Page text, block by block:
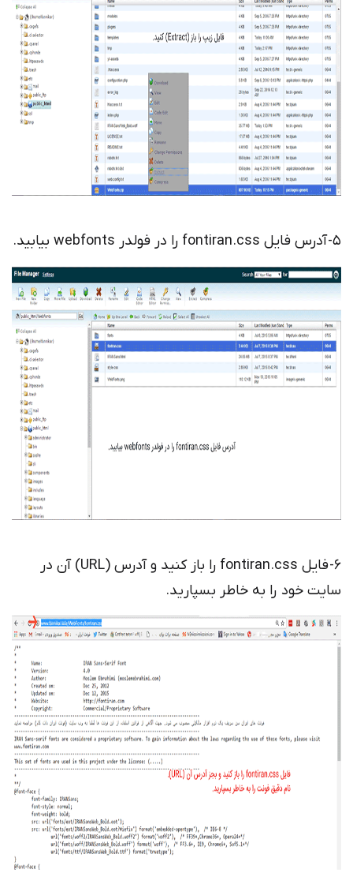
5- آدرس فایل fontiran.css را در فولدر webfonts بیابید.
6- فایل fontiran.css را باز کنید و آدرس (URL) آن در
سایت خود را به خاطر بسپارید.